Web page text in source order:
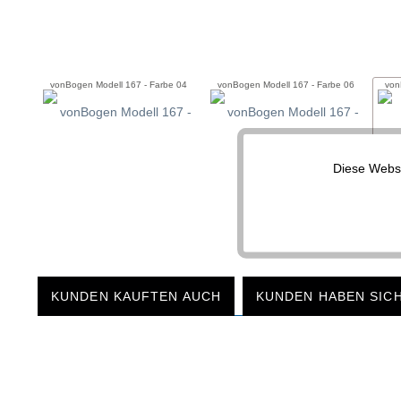
vonBogen Modell 167 - Farbe 04 vonBogen Modell 167 - Farbe 06
KUNDEN KAUFTEN AUCH KUNDEN HABEN
Funktionale
Tracking
Diese